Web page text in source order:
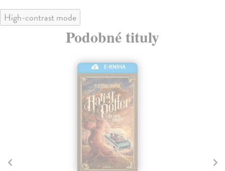
High-contrast mode
Podobné tituly
E-KNIHA